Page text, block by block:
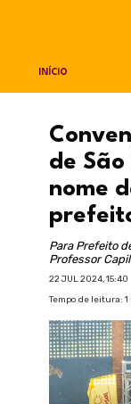
INÍCIO
de
nome
Para Prefeito
Professor
22 JUL 2024, 15:40
Tempo de leitura: